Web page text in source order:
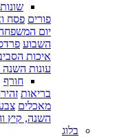
שונות
פורים פסח
יום
השבוע
איכות
עונות השנה
חורף
בריאות
מאכלים
השנה, קיץ
בלוג